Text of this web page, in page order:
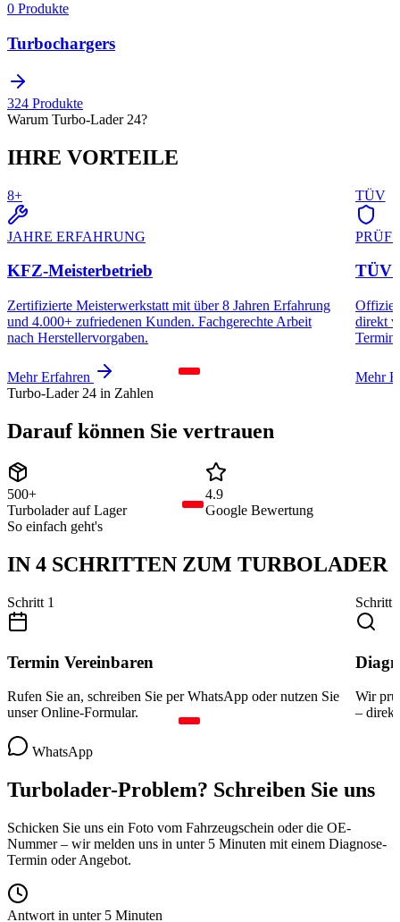
0 Produkte
Turbochargers
324 Produkte
Warum Turbo-Lader 24?
IHRE VORTEILE
8+
JAHRE ERFAHRUNG
KFZ-Meisterbetrieb
Zertifizierte Meisterwerkstatt mit über 8 Jahren Erfahrung
und 4.000+ zufriedenen Kunden. Fachgerechte Arbeit
nach Herstellervorgaben.
Mehr Erfahren
TÜV
TÜV
direkt
Mehr
Turbo-Lader 24 in Zahlen
Darauf können Sie vertrauen
500+
Turbolader auf Lager
4.9
Google Bewertung
So einfach geht's
IN 4 SCHRITTEN ZUM TURBOLADER
Schritt 1
Termin Vereinbaren
Rufen Sie an, schreiben Sie per WhatsApp oder nutzen Sie
unser Online-Formular.
Schritt
Wir
– direkt
WhatsApp
Turbolader-Problem? Schreiben Sie uns
Schicken Sie uns ein Foto vom Fahrzeugschein oder die OE-
Nummer – wir melden uns in unter 5 Minuten mit einem Diagnose-
Termin oder Angebot.
Antwort in unter 5 Minuten